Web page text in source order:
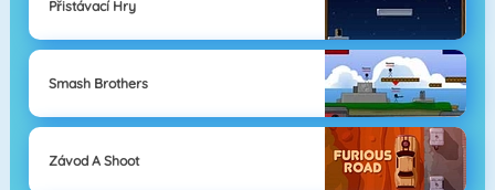
Přistávací Hry
Smash Brothers
Závod A Shoot